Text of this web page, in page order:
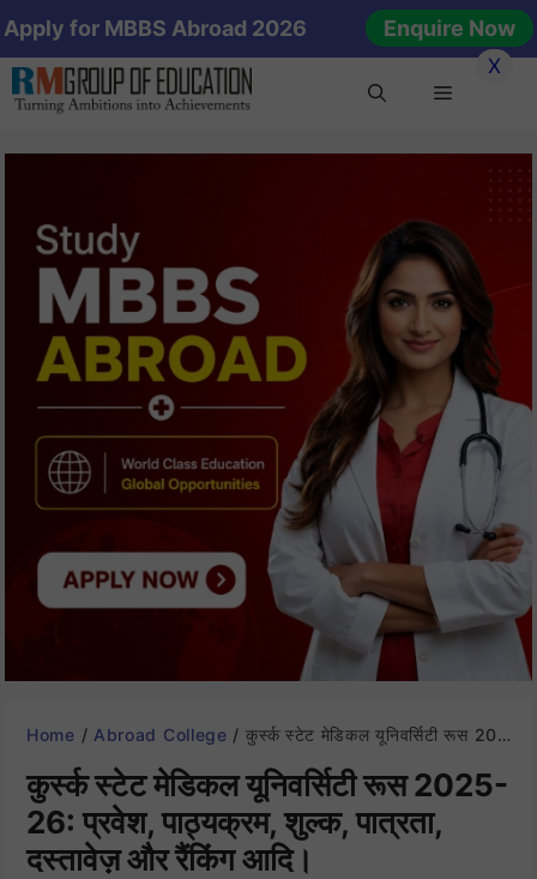
to
content
Apply for MBBS Abroad 2026 Enquire Now
X
Menu
Home / Abroad College / कुर्स्क स्टेट मेडिकल यूनिवर्सिटी रूस 2025-26: प्रवेश, पाठ्यक्रम, शुल्क, पात्रता, दस्तावेज़ और रैंकिंग आदि।
कुर्स्क स्टेट मेडिकल यूनिवर्सिटी रूस 2025-
26: प्रवेश, पाठ्यक्रम, शुल्क, पात्रता,
दस्तावेज़ और रैंकिंग आदि।